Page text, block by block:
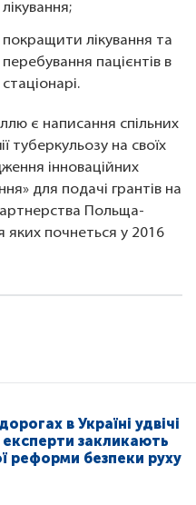
лікування;
покращити лікування та
перебування пацієнтів в
стаціонарі.
є написання спільних
туберкульозу на своїх
інноваційних
для подачі грантів на
Польща-
яких почнеться у 2016
в Україні удвічі
закликають
реформи безпеки руху